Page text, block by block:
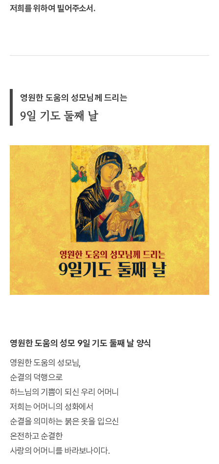
저희를 위하여 빌어주소서.
영원한 도움의 성모님께 드리는
9일 기도 둘째 날
영원한 도움의 성모 9일 기도 둘째 날 양식
영원한 도움의 성모님,
순결의 덕행으로
하느님의 기쁨이 되신 우리 어머니
저희는 어머니의 성화에서
순결을 의미하는 붉은 옷을 입으신
온전하고 순결한
사랑의 어머니를 바라보나이다.